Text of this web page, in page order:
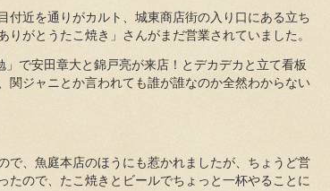
付近を通りがカルト、城東商店街の入り口にある立ち
りがとうたこ焼き」さんがまだ営業されていました。
で安田章大と錦戸亮が来店！とデカデカと立て看板
関ジャニとか言われても誰が誰なのか全然わからない
で、魚庭本店のほうにも惹かれましたが、ちょうど営
たので、たこ焼きとビールでちょっと一杯やることに